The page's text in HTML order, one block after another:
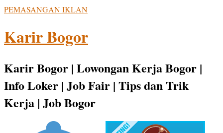
PEMASANGAN IKLAN
Karir Bogor
Karir Bogor | Lowongan Kerja Bogor |
Info Loker | Job Fair | Tips dan Trik
Kerja | Job Bogor